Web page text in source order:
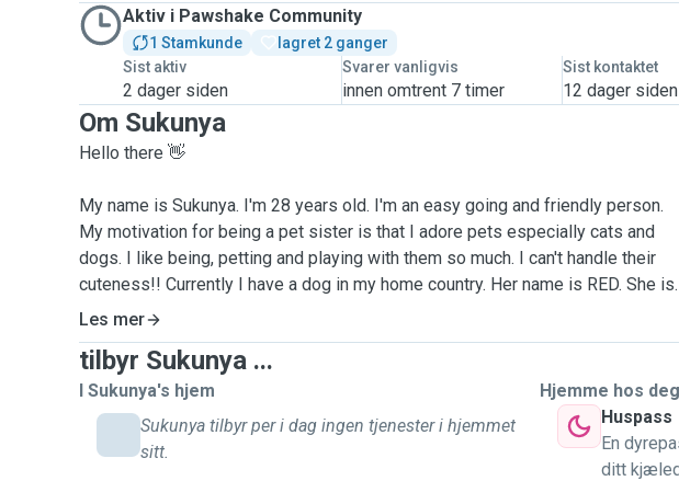
Aktiv i Pawshake Community
1 Stamkunde
lagret 2 ganger
Sist aktiv
2 dager siden
Svarer vanligvis
innen omtrent 7 timer
Sist kontaktet
12 dager siden
Om Sukunya
Hello there 👋
My name is Sukunya. I'm 28 years old. I'm an easy going and friendly person.
My motivation for being a pet sister is that I adore pets especially cats and
dogs. I like being, petting and playing with them so much. I can't handle their
cuteness!! Currently I have a dog in my home country. Her name is RED. She is
so clever and knows some orders such as waiting, a gentle bite ( when I
her some dog snacks) and giving hers paws for asking something or saying
thank you. I also have experiences with other animals such as cats (as my
cousins have them), hens (my grandfather has many of them), rabbits, hamsters
and squirrels. I used to take care of them when I was in Thailand. If you have
questions, I'd be happy to answer them. I'm looking forward to talking to you.
Les mer
tilbyr Sukunya ...
I Sukunya's hjem
Sukunya tilbyr per i dag ingen tjenester i hjemmet
sitt.
Hjemme hos deg
Huspass
En
ditt